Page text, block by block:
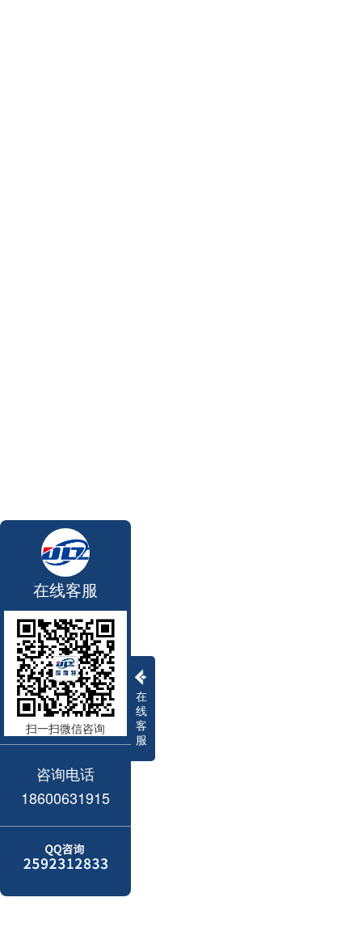
在
线
客
服
在线客服
扫一扫微信咨询
咨询电话
18600631915